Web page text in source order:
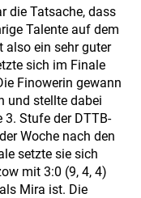
die Tatsache, dass
Talente auf dem
also ein sehr guter
sich im Finale
Finowerin gewann
und stellte dabei
3. Stufe der DTTB-
Woche nach den
setzte sie sich
mit 3:0 (9, 4, 4)
Mira ist. Die